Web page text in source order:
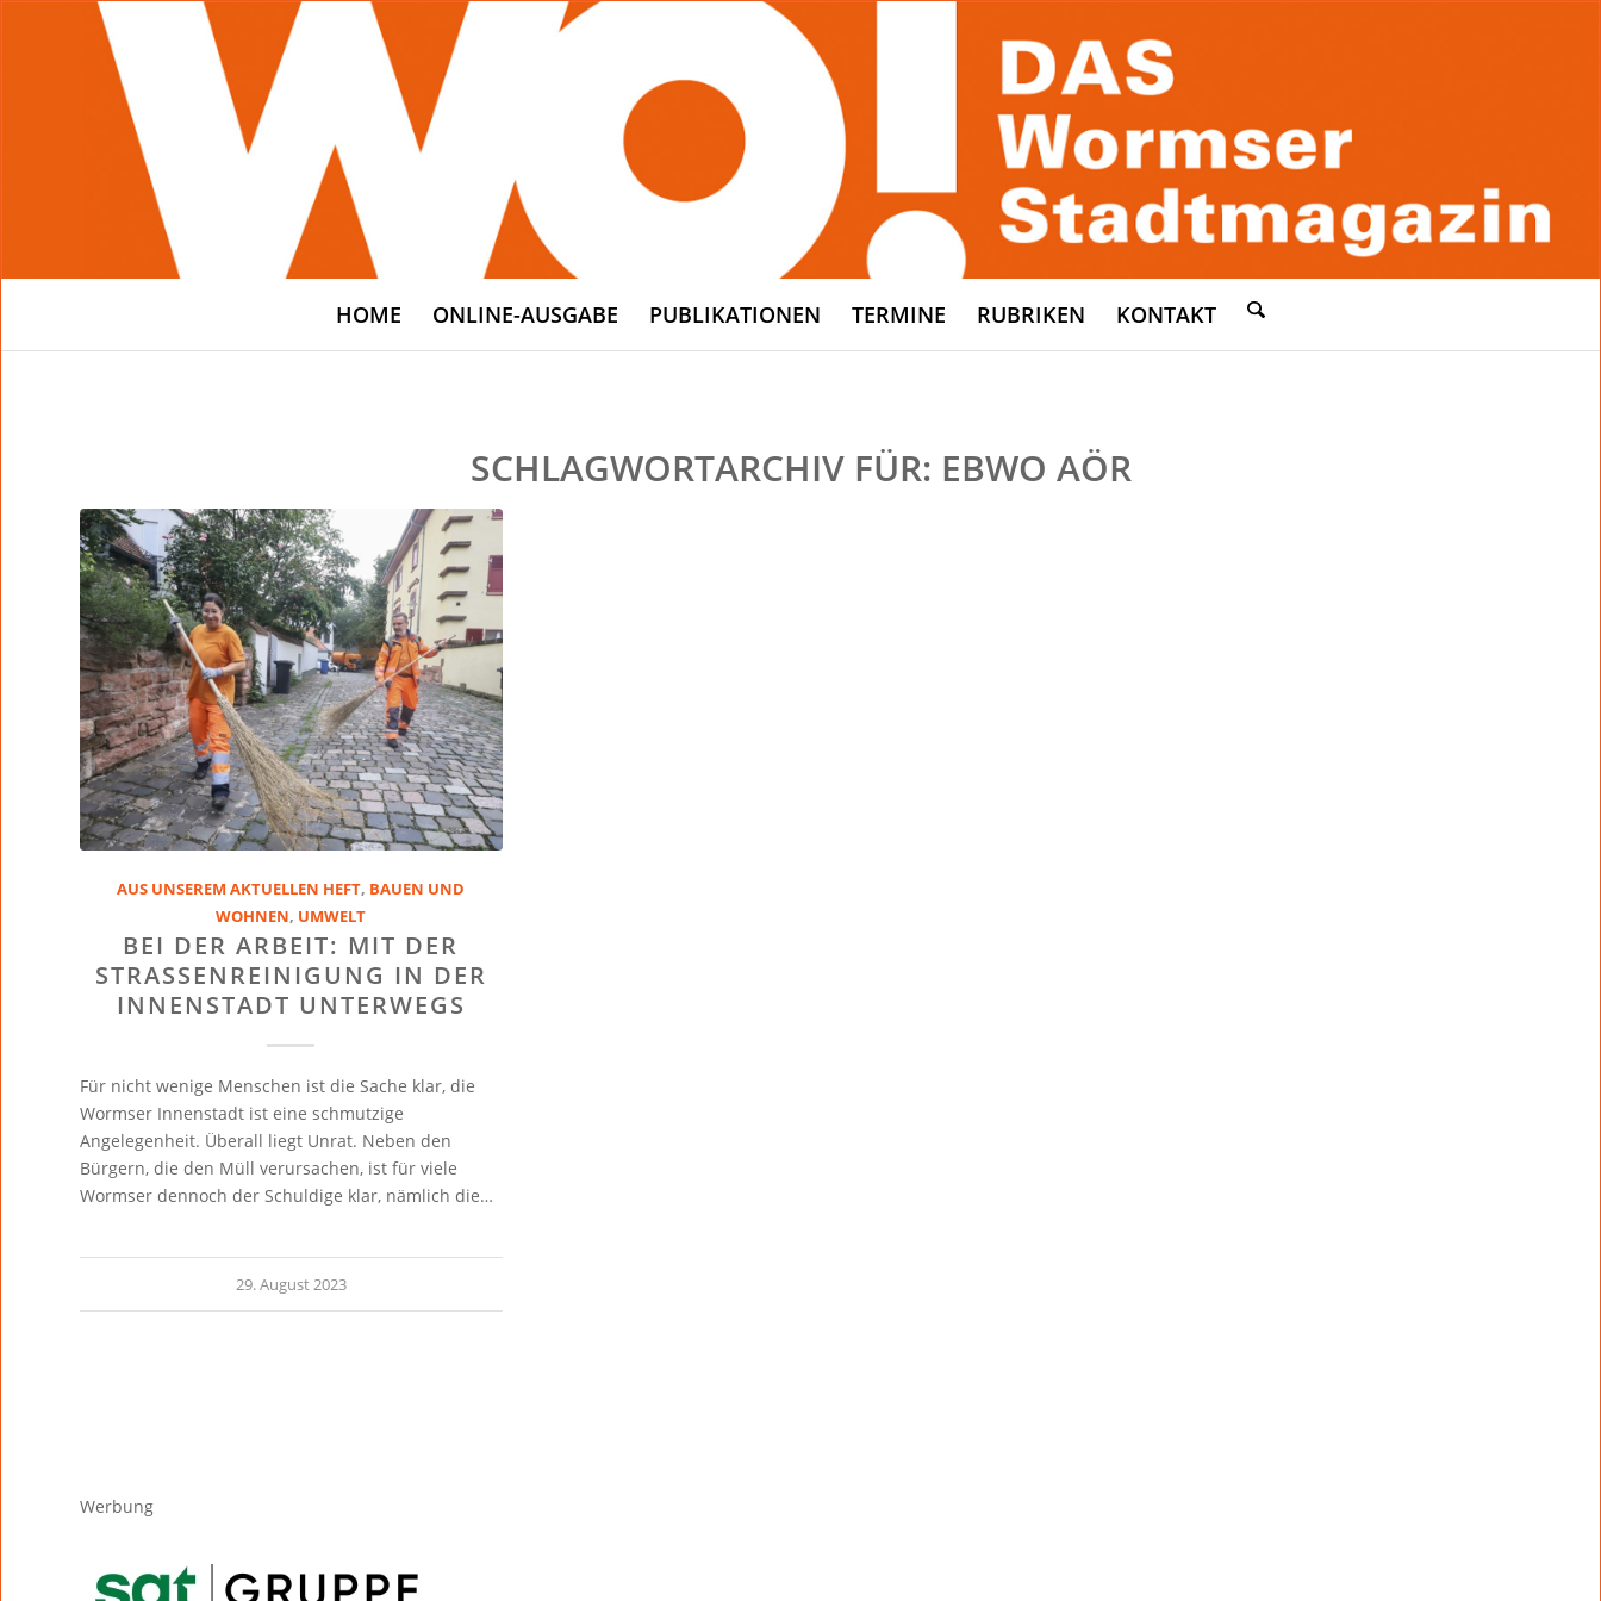
HOME ONLINE-AUSGABE PUBLIKATIONEN TERMINE RUBRIKEN KONTAKT
SCHLAGWORTARCHIV FÜR: EBWO AÖR
AUS UNSEREM AKTUELLEN HEFT, BAUEN UND
WOHNEN, UMWELT
BEI DER ARBEIT: MIT DER
STRASSENREINIGUNG IN DER I
NNENSTADT UNTERWEGS
Für nicht wenige Menschen ist die Sache klar, die
Wormser Innenstadt ist eine schmutzige
Angelegenheit. Überall liegt Unrat. Neben den
Bürgern, die den Müll verursachen, ist für viele
Wormser dennoch der Schuldige klar, nämlich die…
29. August 2023
Werbung